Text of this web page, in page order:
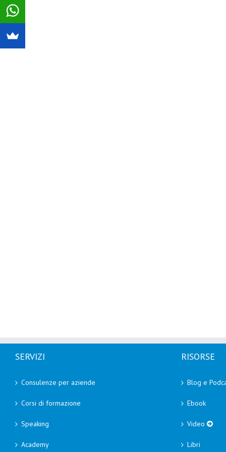
SERVIZI
Consulenze per aziende
Corsi di formazione
Speaking
Academy
RISORSE
Blog e
Ebook
Video
Libri